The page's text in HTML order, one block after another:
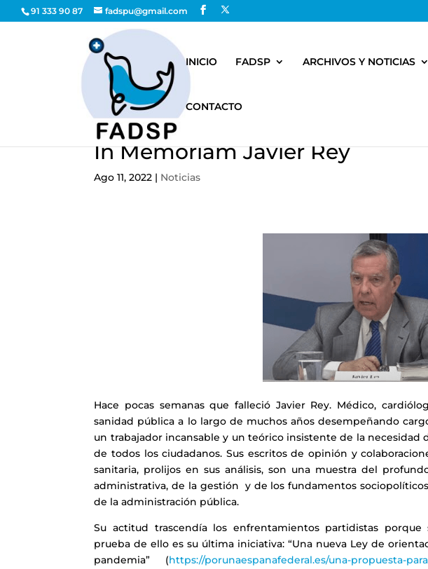
91 333 90 87 fadspu@gmail.com
INICIO FADSP ARCHIVOS Y NOTICIAS
CONTACTO
In Memoriam Javier Rey
Ago 11, 2022 | Noticias
Hace pocas semanas que falleció Javier Rey. Médico,
sanidad pública a lo largo de muchos años desempeñando
un trabajador incansable y un teórico insistente de la necesidad
de todos los ciudadanos. Sus escritos de opinión y
sanitaria, prolijos en sus análisis, son una muestra del
administrativa, de la gestión y de los fundamentos
de la administración pública.
Su actitud trascendía los enfrentamientos partidistas
prueba de ello es su última iniciativa: “Una nueva Ley de
pandemia” (https://porunaespanafederal.es/una-propuesta-